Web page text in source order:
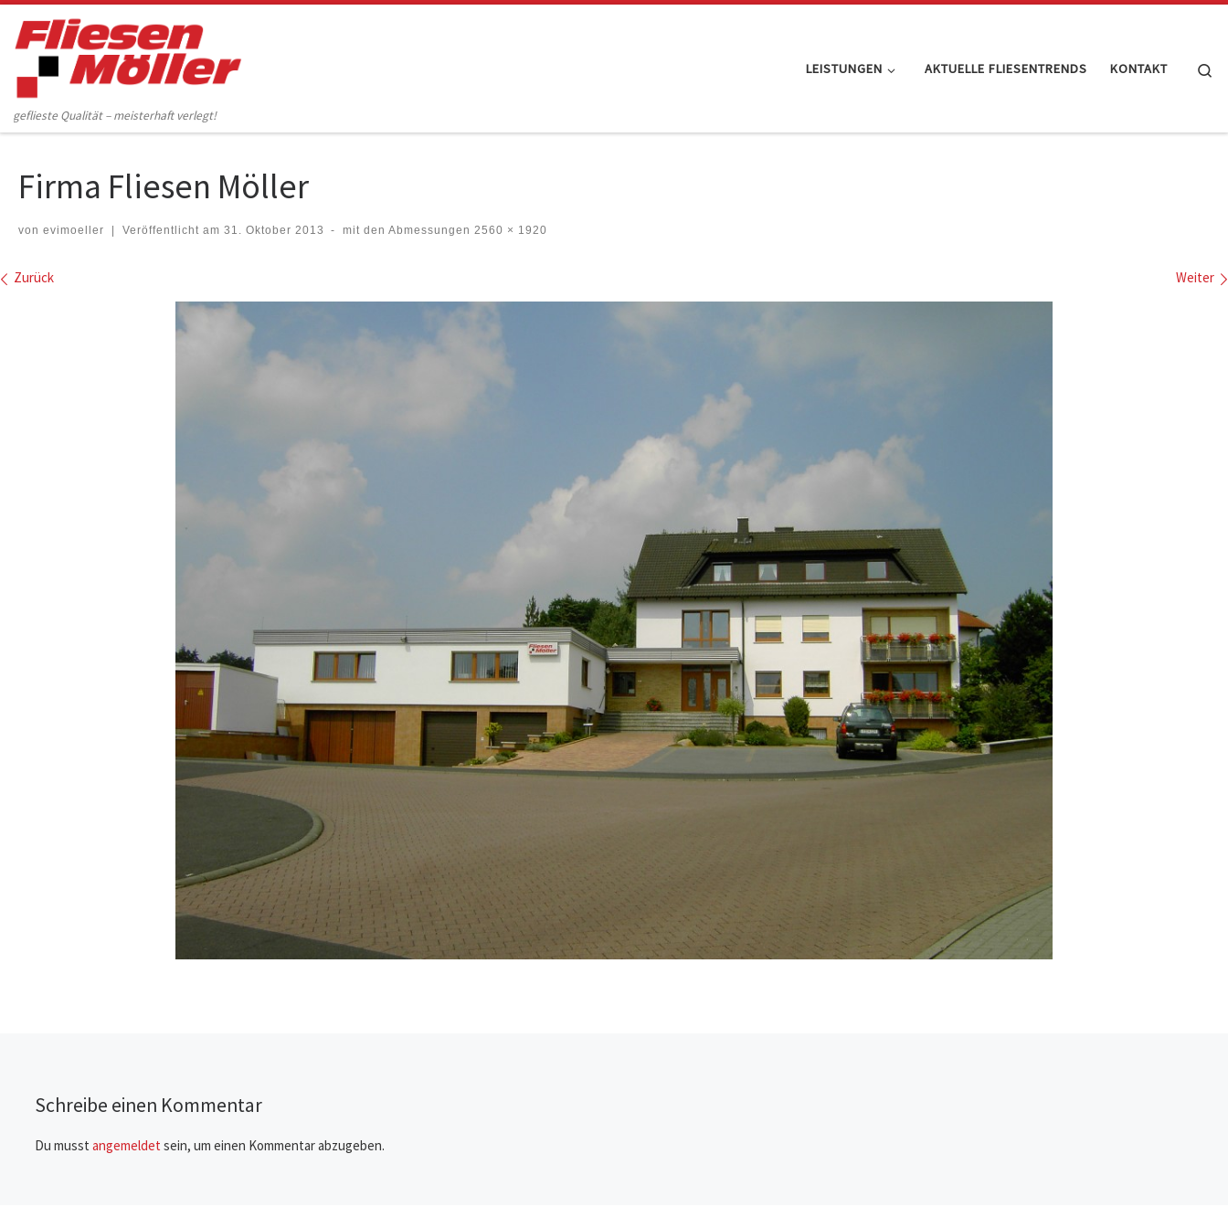
Zum Inhalt springen
geflieste Qualität – meisterhaft verlegt!
LEISTUNGEN AKTUELLE FLIESENTRENDS KONTAKT
Firma Fliesen Möller
von evimoeller Veröffentlicht am 31. Oktober 2013 - mit den Abmessungen 2560 × 1920
Bilder Navigation
Zurück Weiter
Schreibe einen Kommentar
Du musst angemeldet sein, um einen Kommentar abzugeben.